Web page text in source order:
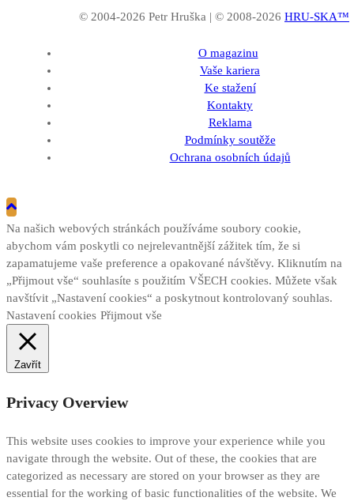
© 2004-2026 Petr Hruška | © 2008-2026 HRU-SKA™
O magazinu
Vaše kariera
Ke stažení
Kontakty
Reklama
Podmínky soutěže
Ochrana osobních údajů
Na našich webových stránkách používáme soubory cookie,
abychom vám poskytli co nejrelevantnější zážitek tím, že si
zapamatujeme vaše preference a opakované návštěvy. Kliknutím na
„Přijmout vše“ souhlasíte s použitím VŠECH cookies. Můžete však
navštívit „Nastavení cookies“ a poskytnout kontrolovaný souhlas.
Nastavení cookies Přijmout vše
Zavřít
Privacy Overview
This website uses cookies to improve your experience while you
navigate through the website. Out of these, the cookies that are
categorized as necessary are stored on your browser as they are
essential for the working of basic functionalities of the website. We